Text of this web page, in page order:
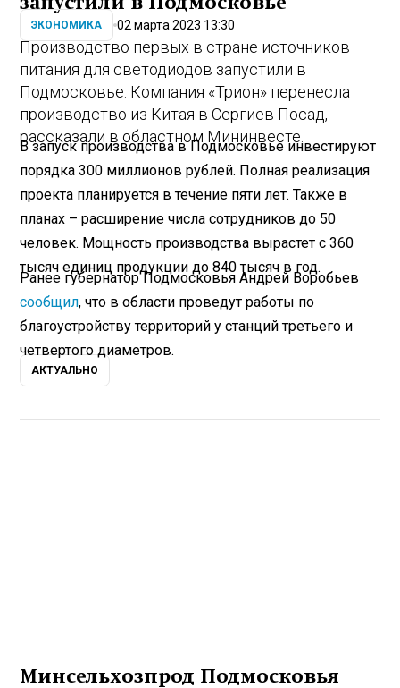
ЭКОНОМИКА 02 марта 2023 13:30
Производство первых в стране источников
питания для светодиодов запустили в
Подмосковье. Компания «Трион» перенесла
производство из Китая в Сергиев Посад,
рассказали в областном Мининвесте.
В запуск производства в Подмосковье инвестируют
порядка 300 миллионов рублей. Полная реализация
проекта планируется в течение пяти лет. Также в
планах – расширение числа сотрудников до 50
человек. Мощность производства вырастет с 360
тысяч единиц продукции до 840 тысяч в год.
Ранее губернатор Подмосковья Андрей Воробьев
сообщил, что в области проведут работы по
благоустройству территорий у станций третьего и
четвертого диаметров.
АКТУАЛЬНО
Минсельхозпрод Подмосковья